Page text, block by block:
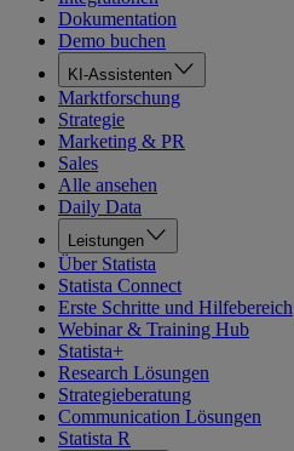
Dokumentation
Demo buchen
KI-Assistenten
Marktforschung
Strategie
Marketing & PR
Sales
Alle ansehen
Daily Data
Leistungen
Über Statista
Statista Connect
Erste Schritte und Hilfebereich
Webinar & Training Hub
Statista+
Research Lösungen
Strategieberatung
Communication Lösungen
Statista R